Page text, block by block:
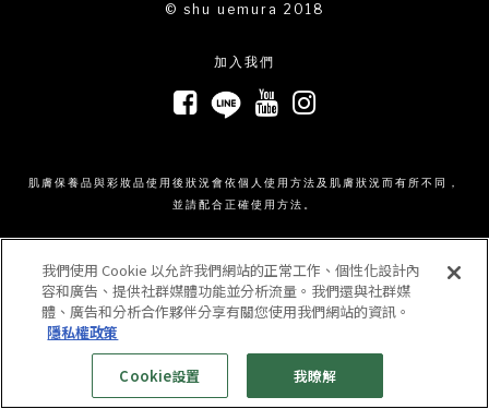
© shu uemura 2018
加入我們
肌膚保養品與彩妝品使用後狀況會依個人使用方法及肌膚狀況而有所不同，
並請配合正確使用方法。
我們使用 Cookie 以允許我們網站的正常工作、個性化設計內
容和廣告、提供社群媒體功能並分析流量。我們還與社群媒
體、廣告和分析合作夥伴分享有關您使用我們網站的資訊。
隱私權政策
Cookie設置 我瞭解